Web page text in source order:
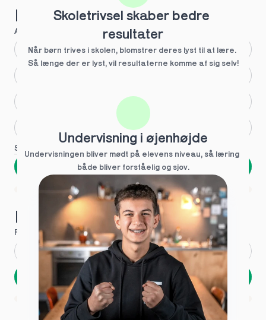
Hvilke behov?
Anbefalet til dig
Fagligt boost
Se flere
Næste
Spring over
1 ud af 9 for at finde den rette tutor
Hvad hedder du?
Fornavn Efternavn*
Næste
Opbevares sikkert - oplysninger deles aldrig
1 ud af 9 for at finde den rette tutor
Skoletrivsel skaber bedre
resultater
Når børn trives i skolen, blomstrer deres lyst til at lære.
Så længe der er lyst, vil resultaterne komme af sig selv!
Undervisning i øjenhøjde
Undervisningen bliver mødt på elevens niveau, så læring
både bliver forståelig og sjov.